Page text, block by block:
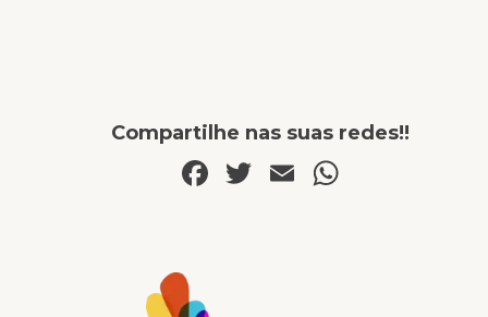
Compartilhe nas suas redes!!
Facebook
Twitter
Email